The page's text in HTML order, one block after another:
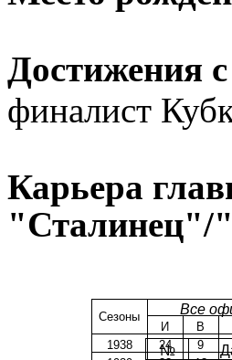
Достижения
финалист
Карьера
"Сталинец"/
Сезоны
И
В
1938
24 9
Все
№